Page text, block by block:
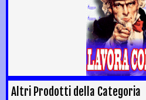
Altri Prodotti della Categoria